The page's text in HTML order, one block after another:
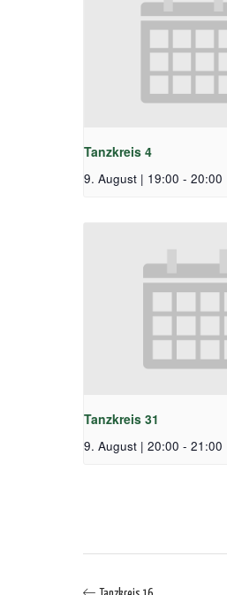
Tanzkreis 4
9. August | 19:00 - 20:00
Tanzkreis 31
9. August | 20:00 - 21:00